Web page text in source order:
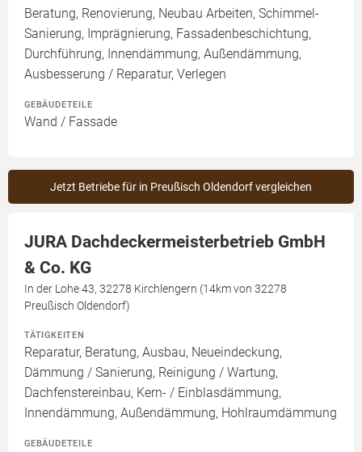
Beratung, Renovierung, Neubau Arbeiten, Schimmel-
Sanierung, Imprägnierung, Fassadenbeschichtung,
Durchführung, Innendämmung, Außendämmung,
Ausbesserung / Reparatur, Verlegen
GEBÄUDETEILE
Wand / Fassade
Jetzt Betriebe für in Preußisch Oldendorf vergleichen
JURA Dachdeckermeisterbetrieb GmbH
& Co. KG
In der Lohe 43, 32278 Kirchlengern (14km von 32278
Preußisch Oldendorf)
TÄTIGKEITEN
Reparatur, Beratung, Ausbau, Neueindeckung,
Dämmung / Sanierung, Reinigung / Wartung,
Dachfenstereinbau, Kern- / Einblasdämmung,
Innendämmung, Außendämmung, Hohlraumdämmung
GEBÄUDETEILE